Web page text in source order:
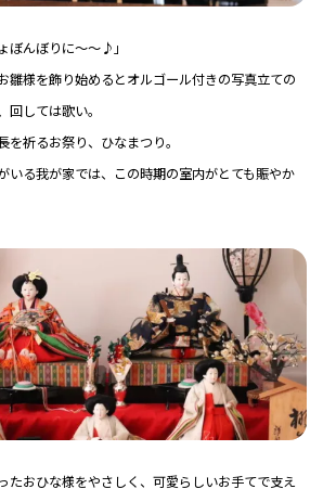
ぼんぼりに〜〜♪」
雛様を飾り始めるとオルゴール付きの写真立ての
回しては歌い。
を祈るお祭り、ひなまつり。
いる我が家では、この時期の室内がとても賑やか
たおひな様をやさしく、可愛らしいお手てで支え